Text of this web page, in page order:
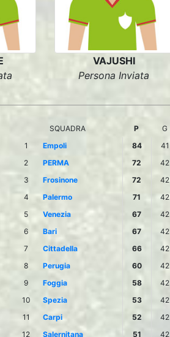
VAJUSHI
Persona Inviata
SQUADRA P G
1
Empoli 84 41
2
PERMA 72 42
3
Frosinone 72 42
4
Palermo 71 42
5
Venezia 67 42
6
Bari 67 42
7
Cittadella 66 42
8
Perugia 60 42
9
Foggia 58 42
10
Spezia 53 42
11
Carpi 52 42
12
Salernitana 51 42